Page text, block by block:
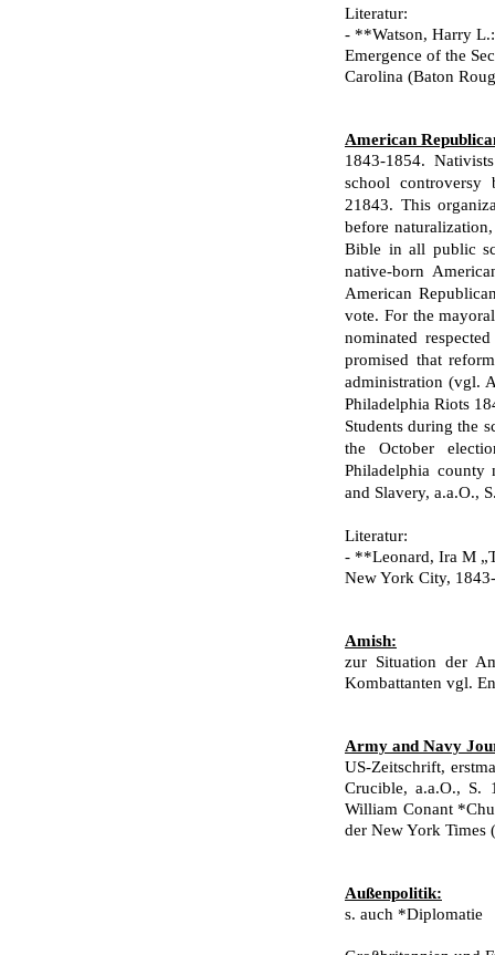
Literatur:
- **Watson, Harry
Emergence of the
Carolina (Baton
American
1843-1854.
school
21843. This
before
Bible in all public
native-born
American
vote. For the
nominated
promised that
administration (vgl.
Philadelphia Riots
Students during the
the October
Philadelphia
and Slavery, a.a.O.,
Literatur:
- **Leonard, Ira M
New York City,
Amish:
zur Situation der
Kombattanten vgl.
Army and Navy
US-Zeitschrift,
Crucible, a.a.O., S.
William Conant
der New York Times
Außenpolitik:
s. auch *Diplomatie